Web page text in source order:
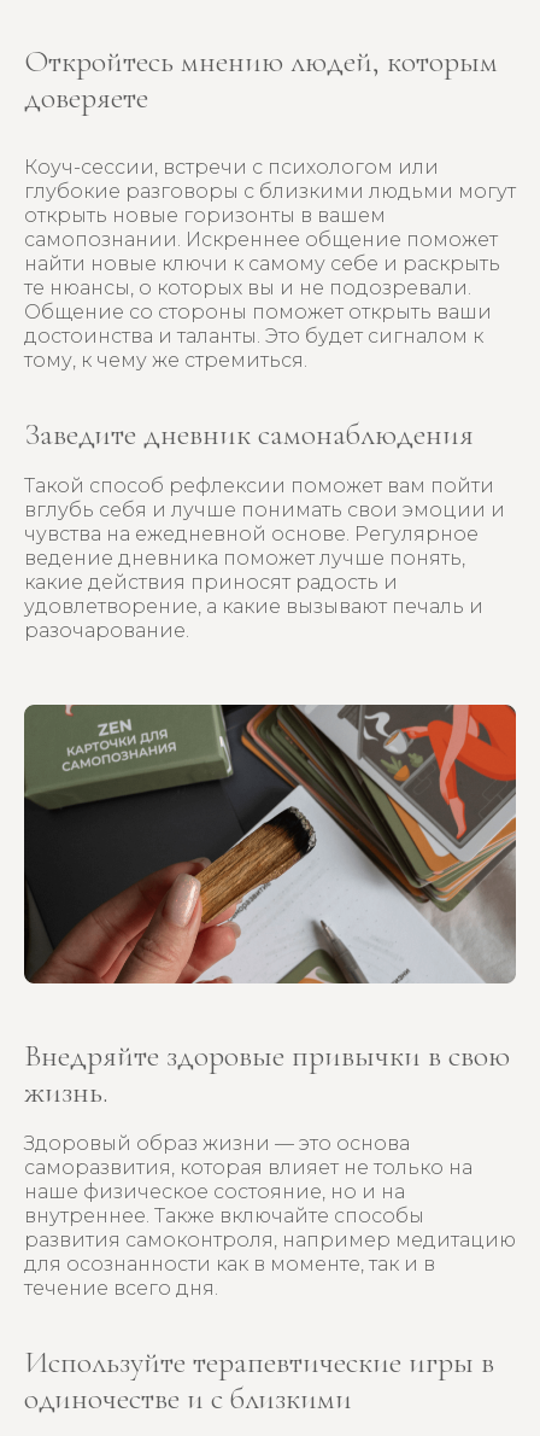
Откройтесь мнению людей, которым
доверяете
Коуч-сессии, встречи с психологом или
глубокие разговоры с близкими людьми могут
открыть новые горизонты в вашем
самопознании. Искреннее общение поможет
найти новые ключи к самому себе и раскрыть
те нюансы, о которых вы и не подозревали.
Общение со стороны поможет открыть ваши
достоинства и таланты. Это будет сигналом к
тому, к чему же стремиться.
Заведите дневник самонаблюдения
Такой способ рефлексии поможет вам пойти
вглубь себя и лучше понимать свои эмоции и
чувства на ежедневной основе. Регулярное
ведение дневника поможет лучше понять,
какие действия приносят радость и
удовлетворение, а какие вызывают печаль и
разочарование.
Внедряйте здоровые привычки в свою
жизнь.
Здоровый образ жизни — это основа
саморазвития, которая влияет не только на
наше физическое состояние, но и на
внутреннее. Также включайте способы
развития самоконтроля, например медитацию
для осознанности как в моменте, так и в
течение всего дня.
Используйте терапевтические игры в
одиночестве и с близкими